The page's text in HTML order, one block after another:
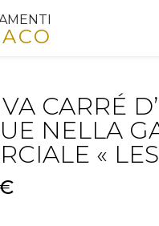
CARRÉ
NELLA
« LES